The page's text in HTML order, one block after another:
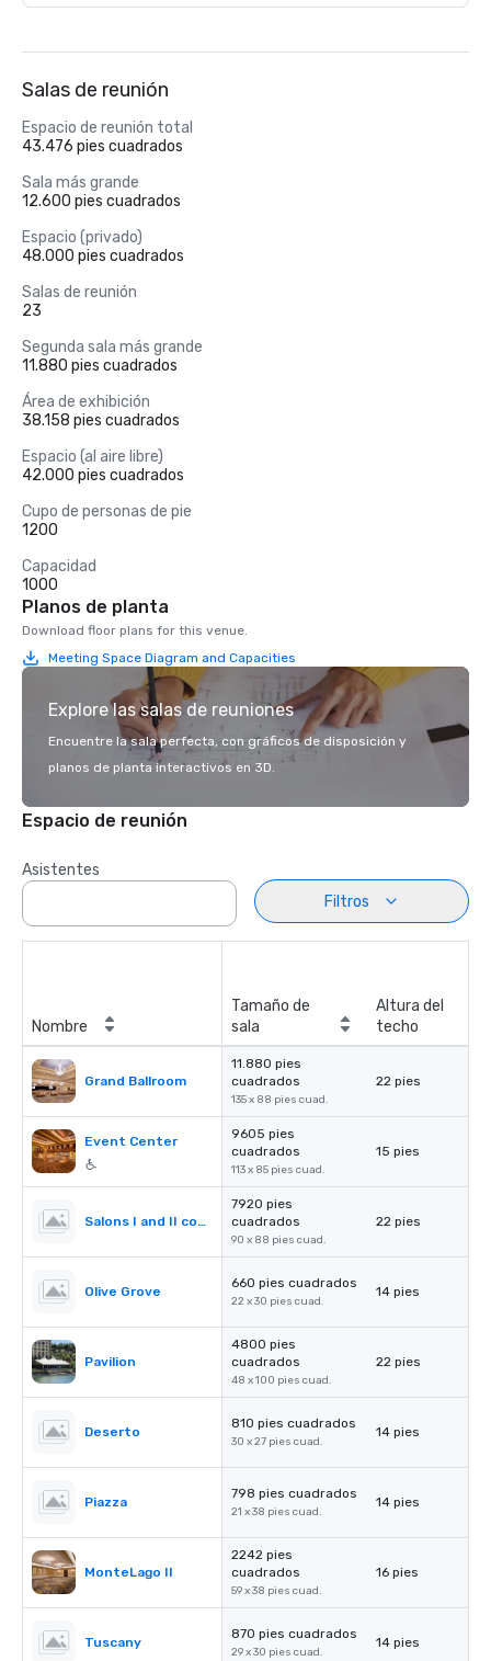
Salas de reunión
Espacio de reunión total
43.476 pies cuadrados
Sala más grande
12.600 pies cuadrados
Espacio (privado)
48.000 pies cuadrados
Salas de reunión
23
Segunda sala más grande
11.880 pies cuadrados
Área de exhibición
38.158 pies cuadrados
Espacio (al aire libre)
42.000 pies cuadrados
Cupo de personas de pie
1200
Capacidad
1000
Planos de planta
Download floor plans for this venue.
Meeting Space Diagram and Capacities
Explore las salas de reuniones
Encuentre la sala perfecta, con gráficos de disposición y
planos de planta interactivos en 3D.
Espacio de reunión
Asistentes
Filtros
Nombre
Tamaño de
sala
Altura del
techo
Grand Ballroom
11.880 pies
cuadrados
135 x 88 pies cuad.
22 pies
Event Center
9605 pies
cuadrados
113 x 85 pies cuad.
15 pies
Salons I and II combined
7920 pies
cuadrados
90 x 88 pies cuad.
22 pies
Olive Grove
660 pies cuadrados
22 x 30 pies cuad.
14 pies
Pavilion
4800 pies
cuadrados
48 x 100 pies cuad.
22 pies
Deserto
810 pies cuadrados
30 x 27 pies cuad.
14 pies
Piazza
798 pies cuadrados
21 x 38 pies cuad.
14 pies
MonteLago II
2242 pies
cuadrados
59 x 38 pies cuad.
16 pies
Tuscany
870 pies cuadrados
29 x 30 pies cuad.
14 pies